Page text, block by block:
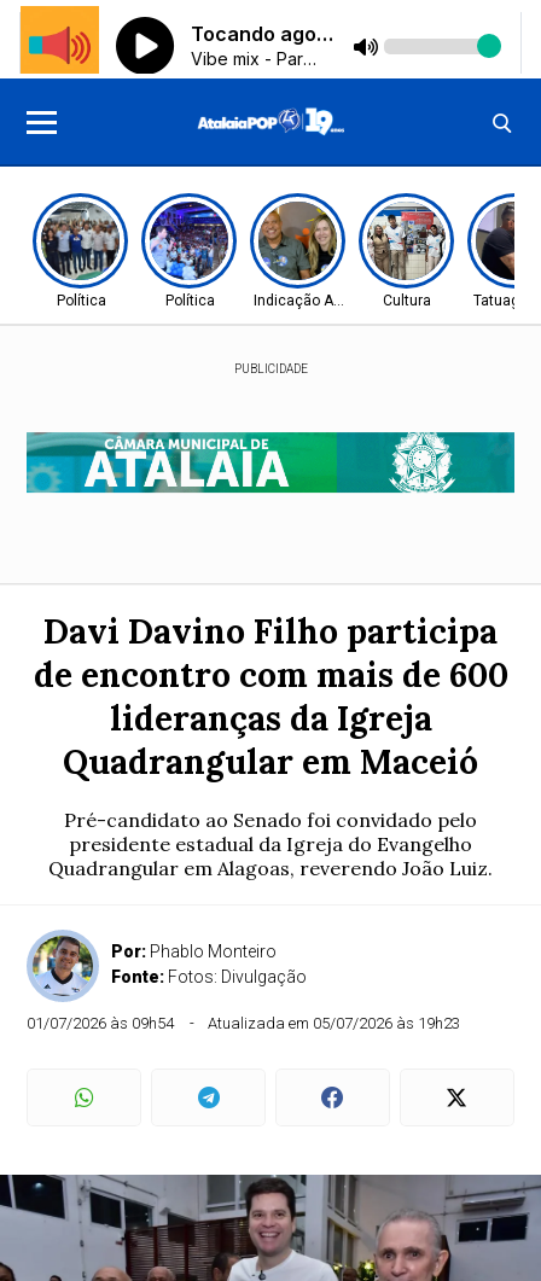
Política Política Indicação AprovadaCultura
PUBLICIDADE
Davi Davino Filho participa
de encontro com mais de 600
lideranças da Igreja
Quadrangular em Maceió
Pré-candidato ao Senado foi convidado pelo
presidente estadual da Igreja do Evangelho
Quadrangular em Alagoas, reverendo João Luiz.
Por: Phablo Monteiro
Fonte: Fotos: Divulgação
01/07/2026 às 09h54 Atualizada em 05/07/2026 às 19h23